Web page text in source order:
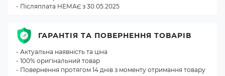
- Післяплата НЕМАЄ з 30.05.2025
ГАРАНТІЯ ТА ПОВЕРНЕННЯ ТОВАРІВ
- Актуальна наявність та ціна
- 100% оригінальний товар
- Повернення протягом 14 днів з моменту отримання товару